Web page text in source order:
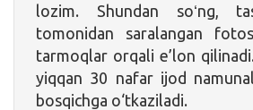
lozim. Shundan soʻng,
tomonidan saralangan
tarmoqlar orqali e’lon
yiqqan 30 nafar ijod
bosqichga o‘tkaziladi.